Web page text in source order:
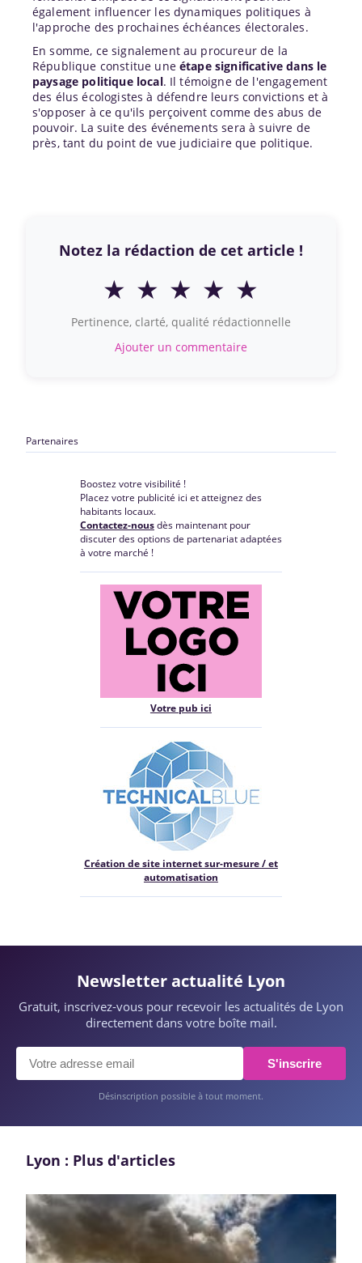
également influencer les dynamiques politiques à
l'approche des prochaines échéances électorales.
En somme, ce signalement au procureur de la
République constitue uneétape significative dans le
paysage politique local. Il témoigne de l'engagement
des élus écologistes à défendre leurs convictions et à
s'opposer à ce qu'ils perçoivent comme des abus de
pouvoir. La suite des événements sera à suivre de
près, tant du point de vue judiciaire que politique.
Notez la rédaction de cet article !
★ ★ ★ ★ ★
Pertinence, clarté, qualité rédactionnelle
Ajouter un commentaire
Partenaires
Boostez votre visibilité !
Placez votre publicité ici et atteignez des
habitants locaux.
Contactez-nousdès maintenant pour
discuter des options de partenariat adaptées
à votre marché !
Votre pub ici
Création de site internet sur-mesure / et
automatisation
Newsletter actualité Lyon
Gratuit, inscrivez-vous pour recevoir les actualités de Lyon
directement dans votre boîte mail.
S'inscrire
Désinscription possible à tout moment.
Lyon : Plus d'articles